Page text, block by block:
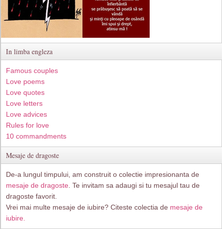
In limba engleza
Famous couples
Love poems
Love quotes
Love letters
Love advices
Rules for love
10 commandments
Mesaje de dragoste
De-a lungul timpului, am construit o colectie impresionanta de
mesaje de dragoste . Te invitam sa adaugi si tu mesajul tau de
dragoste favorit.
Vrei mai multe mesaje de iubire? Citeste colectia de mesaje de
iubire.